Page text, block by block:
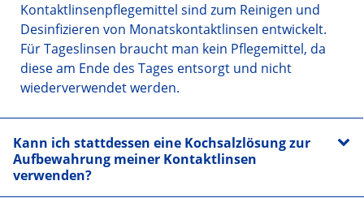
Kontaktlinsenpflegemittel sind zum Reinigen und
Desinfizieren von Monatskontaktlinsen entwickelt.
Für Tageslinsen braucht man kein Pflegemittel, da
diese am Ende des Tages entsorgt und nicht
wiederverwendet werden.
Kann ich stattdessen eine Kochsalzlösung zur
Aufbewahrung meiner Kontaktlinsen
verwenden?